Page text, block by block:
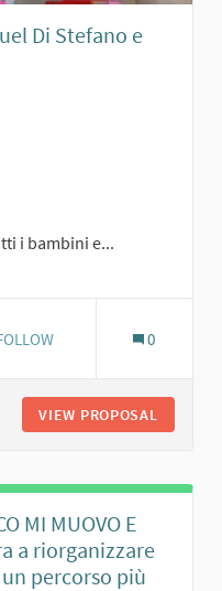
Di Stefano e
i bambini e...
FOLLOWERS 0
VIEW PROPOSAL
MI MUOVO E
a riorganizzare
percorso più